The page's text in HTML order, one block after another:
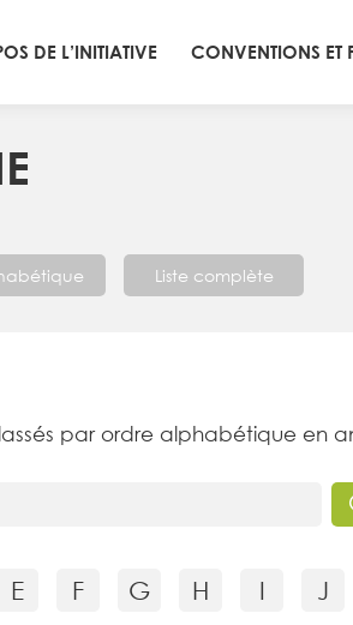
DE L’INITIATIVE CONVENTIONS ET
Liste complète
par ordre alphabétique en
E F G H I J